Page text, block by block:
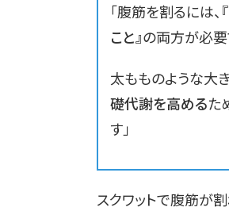
「腹筋を割るには、
こと』の両方が必要
太もものような大
礎代謝を高めるた
す」
スクワットで腹筋が